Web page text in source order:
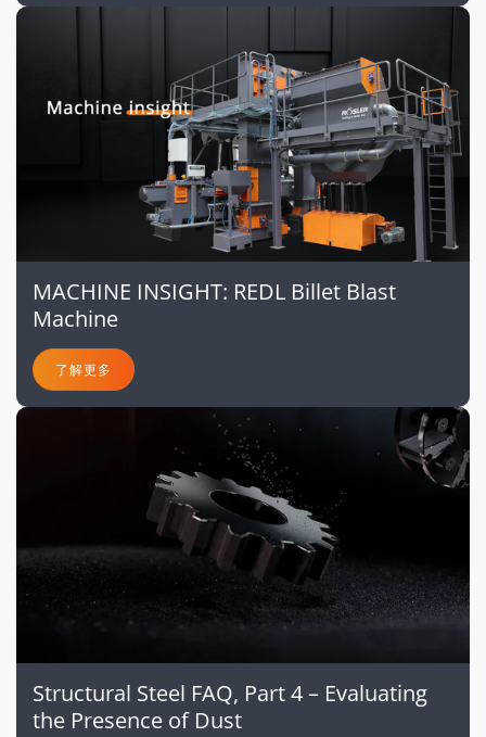
MACHINE INSIGHT: REDL Billet Blast
Machine
了解更多
Structural Steel FAQ, Part 4 – Evaluating
the Presence of Dust